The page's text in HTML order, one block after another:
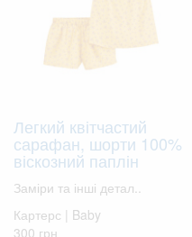
Легкий квітчастий
сарафан, шорти 100%
віскозний паплін
Заміри та інші детал..
Картерс | Baby
300 грн